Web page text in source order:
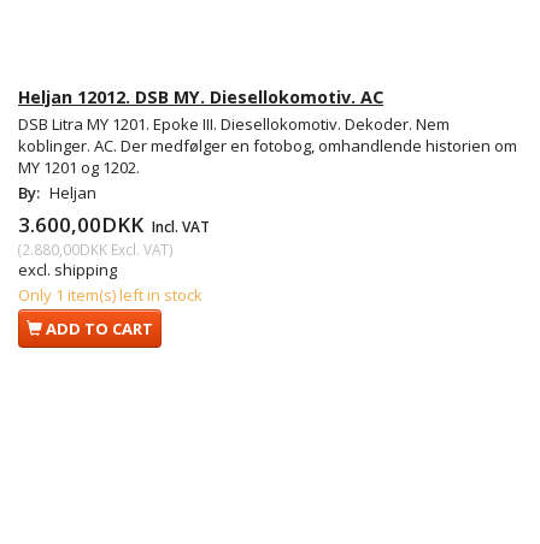
Heljan 12012. DSB MY. Diesellokomotiv. AC
DSB Litra MY 1201. Epoke III. Diesellokomotiv. Dekoder. Nem
koblinger. AC. Der medfølger en fotobog, omhandlende historien om
MY 1201 og 1202.
By: Heljan
3.600,00DKK Incl. VAT
(2.880,00DKK Excl. VAT)
excl. shipping
Only 1 item(s) left in stock
ADD TO CART